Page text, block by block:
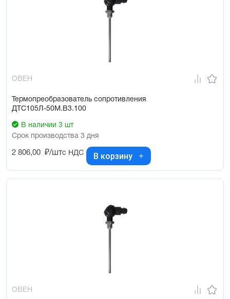
ОВЕН
Термопреобразователь сопротивления
ДТС105Л-50М.В3.100
В наличии 3 шт
Срок производства 3 дня
2 806,00 ₽/штс НДС В корзину
ОВЕН